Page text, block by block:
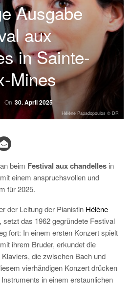
Ausgabe
aux
in Sainte-
Mines
On 30. April 2025
Hélène Papadopoulos © DR
beim Festival aux chandelles in
einem anspruchsvollen und
für 2025.
der Leitung der Pianistin Hélène
setzt das 1962 gegründete Festival
fort: In einem ersten Konzert spielt
ihrem Bruder, erkundet die
Klaviers, die zwischen Bach und
vierhändigen Konzert drücken
in einem erstaunlichen